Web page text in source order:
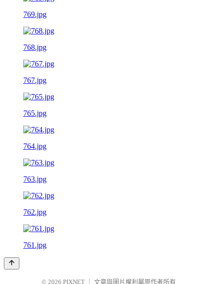
769.jpg
768.jpg
767.jpg
765.jpg
764.jpg
763.jpg
762.jpg
761.jpg
© 2026 PIXNET 文章與圖片權利屬原作者所有